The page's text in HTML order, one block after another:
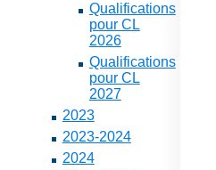
Qualifications
pour CL
2026
Qualifications
pour CL
2027
2023
2023-2024
2024